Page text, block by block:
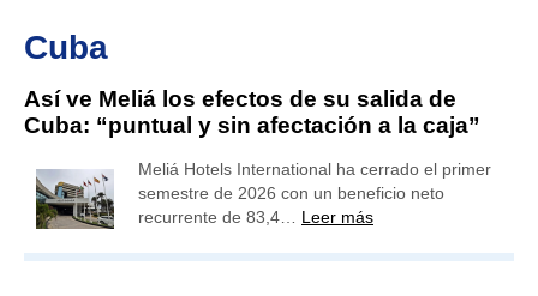
Cuba
Así ve Meliá los efectos de su salida de
Cuba: “puntual y sin afectación a la caja”
Meliá Hotels International ha cerrado el primer
semestre de 2026 con un beneficio neto
recurrente de 83,4… Leer más